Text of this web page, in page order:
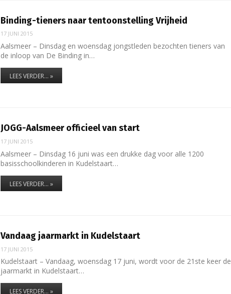
Binding-tieners naar tentoonstelling Vrijheid
17 JUNI 2015
Aalsmeer – Dinsdag en woensdag jongstleden bezochten tieners van
de inloop van De Binding in…
LEES VERDER... »
JOGG-Aalsmeer officieel van start
17 JUNI 2015
Aalsmeer – Dinsdag 16 juni was een drukke dag voor alle 1200
basisschoolkinderen in Kudelstaart…
LEES VERDER... »
Vandaag jaarmarkt in Kudelstaart
17 JUNI 2015
Kudelstaart – Vandaag, woensdag 17 juni, wordt voor de 21ste keer de
jaarmarkt in Kudelstaart…
LEES VERDER... »